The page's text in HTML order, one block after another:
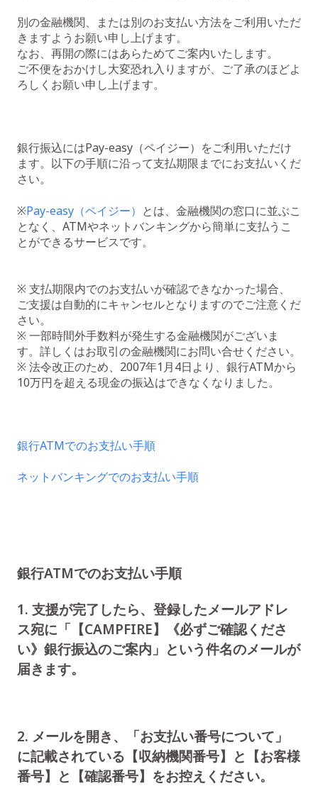
別の金融機関、または別のお支払い方法をご利用いただ
きますようお願い申し上げます。
なお、再開の際にはあらためてご案内いたします。
ご不便をおかけし大変恐れ入りますが、ご了承のほどよ
ろしくお願い申し上げます。
銀行振込にはPay-easy（ペイジー）をご利用いただけ
ます。以下の手順に沿って支払期限までにお支払いくだ
さい。
※Pay-easy（ペイジー） とは、金融機関の窓口に並ぶこ
となく、ATMやネットバンキングから簡単に支払うこ
とができるサービスです。
※ 支払期限内でのお支払いが確認できなかった場合、
ご支援は自動的にキャンセルとなりますのでご注意くだ
さい。
※ 一部時間外手数料が発生する金融機関がございま
す。詳しくはお取引の金融機関にお問い合せください。
※ 法令改正のため、2007年1月4日より、銀行ATMから
10万円を超える現金の振込はできなくなりました。
銀行ATMでのお支払い手順
ネットバンキングでのお支払い手順
銀行ATMでのお支払い手順
1. 支援が完了したら、登録したメールアドレ
ス宛に「【CAMPFIRE】《必ずご確認くださ
い》銀行振込のご案内」という件名のメールが
届きます。
2. メールを開き、「お支払い番号について」
に記載されている【収納機関番号】と【お客様
番号】と【確認番号】をお控えください。